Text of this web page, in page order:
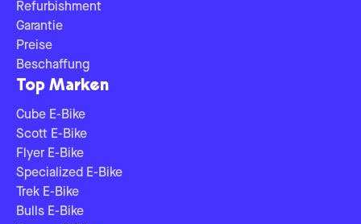
Refurbishment
Garantie
Preise
Beschaffung
Top Marken
Cube E-Bike
Scott E-Bike
Flyer E-Bike
Specialized E-Bike
Trek E-Bike
Bulls E-Bike